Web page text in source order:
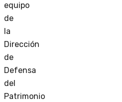
equipo
de
la
Dirección
de
Defensa
del
Patrimonio